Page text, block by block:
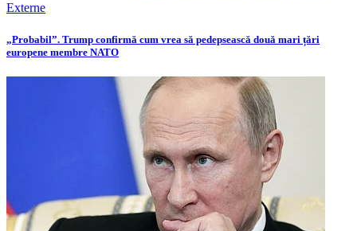
Externe
„Probabil”. Trump confirmă cum vrea să pedepsească două mari țări
europene membre NATO